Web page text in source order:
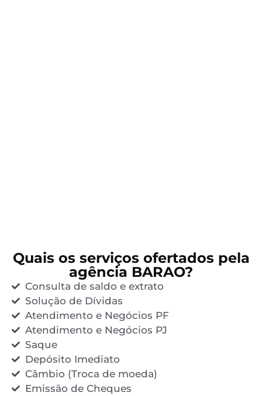
Quais os serviços ofertados pela
agência BARAO?
Consulta de saldo e extrato
Solução de Dívidas
Atendimento e Negócios PF
Atendimento e Negócios PJ
Saque
Depósito Imediato
Câmbio (Troca de moeda)
Emissão de Cheques